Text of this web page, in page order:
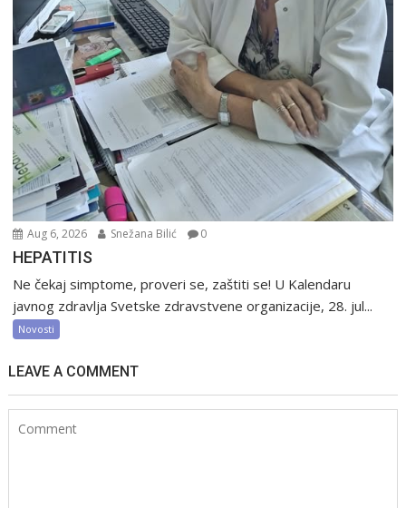
Aug 6, 2026 Snežana Bilić 0
HEPATITIS
Ne čekaj simptome, proveri se, zaštiti se! U Kalendaru
javnog zdravlja Svetske zdravstvene organizacije, 28. jul...
Novosti
LEAVE A COMMENT